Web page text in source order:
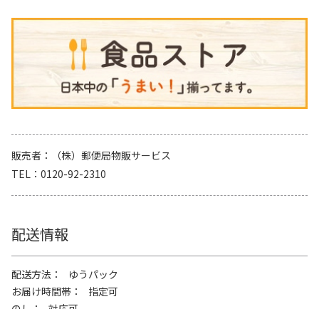
販売者
（株）郵便局物販サービス
TEL
0120-92-2310
配送情報
配送方法
ゆうパック
お届け時間帯
指定可